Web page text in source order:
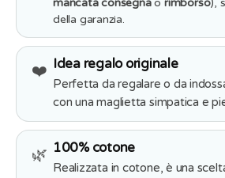
mancata consegnaorimborso),
della garanzia.
❤️ Idea regalo originale
Perfetta da regalare o da
con una maglietta simpatica e
🌿 100% cotone
Realizzata in cotone, è una